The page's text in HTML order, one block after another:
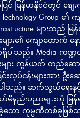
မြန်မာနိုင်ငံတွင် စျ
Group ၏
များသည် မြ
များ၏ ကျောထောက် န
ါသည်။ Media ကဏ္
များ ကွန်ယက် တည်ဆော
လုပ်ငန်းများအား ဦး
ါသည်။ ဆက်သွယ်ရေးနှ
မီနည်းပညာများကို မြ
ခဲ့သော ကုမ္ပဏီတစ်ခုဖြစ်